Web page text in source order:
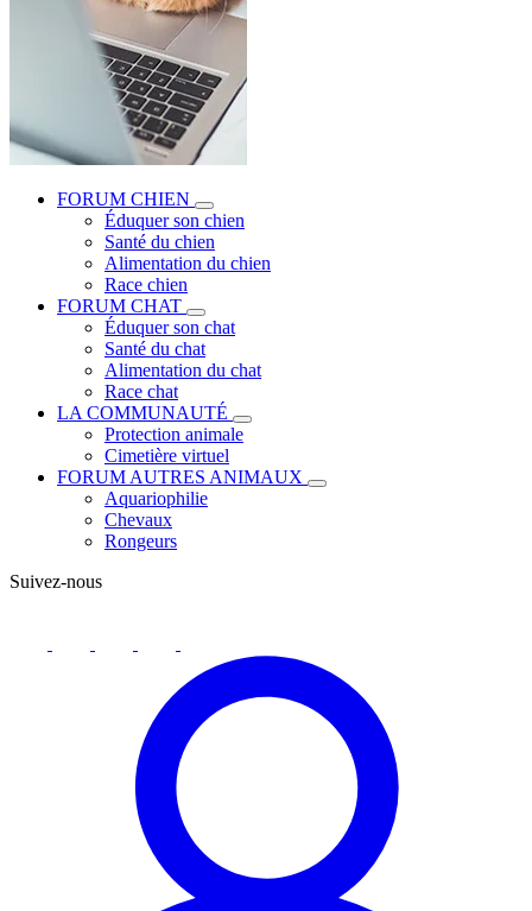
FORUM CHIEN
Éduquer son chien
Santé du chien
Alimentation du chien
Race chien
FORUM CHAT
Éduquer son chat
Santé du chat
Alimentation du chat
Race chat
LA COMMUNAUTÉ
Protection animale
Cimetière virtuel
FORUM AUTRES ANIMAUX
Aquariophilie
Chevaux
Rongeurs
Suivez-nous